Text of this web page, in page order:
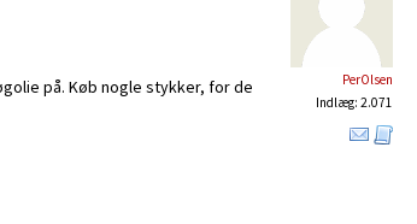
PerOlsen
Indlæg: 2.071
på. Køb nogle stykker, for de